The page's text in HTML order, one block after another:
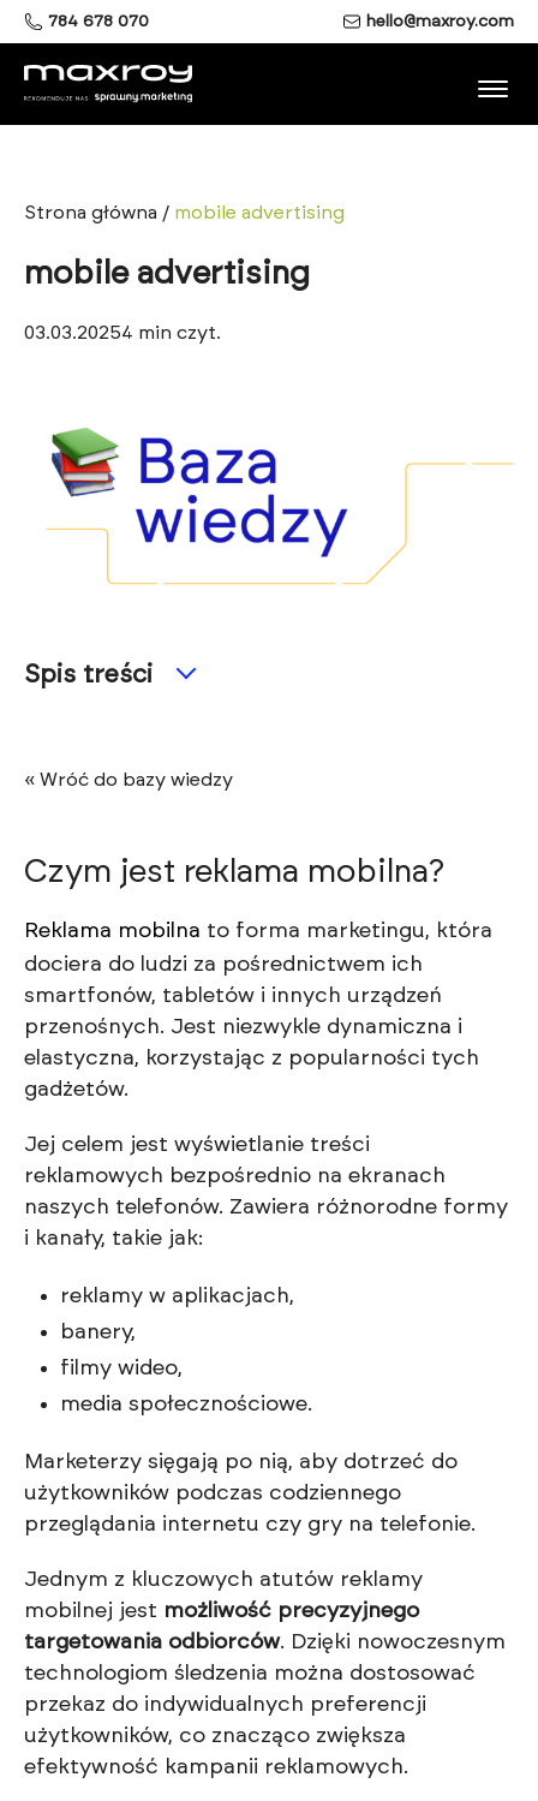
784 678 070 hello@maxroy.com
Strona główna / mobile advertising
mobile advertising
03.03.20254 min czyt.
Spis treści
« Wróć do bazy wiedzy
Czym jest reklama mobilna?
Reklama mobilna to forma marketingu, która
dociera do ludzi za pośrednictwem ich
smartfonów, tabletów i innych urządzeń
przenośnych. Jest niezwykle dynamiczna i
elastyczna, korzystając z popularności tych
gadżetów.
Jej celem jest wyświetlanie treści
reklamowych bezpośrednio na ekranach
naszych telefonów. Zawiera różnorodne formy
i kanały, takie jak:
reklamy w aplikacjach,
banery,
filmy wideo,
media społecznościowe.
Marketerzy sięgają po nią, aby dotrzeć do
użytkowników podczas codziennego
przeglądania internetu czy gry na telefonie.
Jednym z kluczowych atutów reklamy
mobilnej jest możliwość precyzyjnego
targetowania odbiorców. Dzięki nowoczesnym
technologiom śledzenia można dostosować
przekaz do indywidualnych preferencji
użytkowników, co znacząco zwiększa
efektywność kampanii reklamowych.